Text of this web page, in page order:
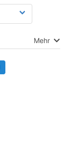
Mehr